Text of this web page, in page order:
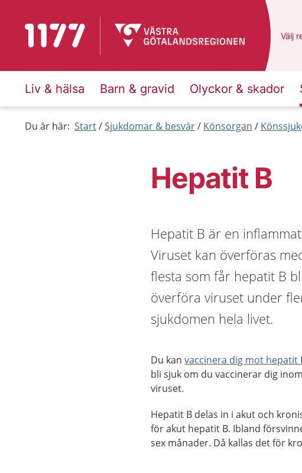
Till startsidan för 1177 Du
Välj
Liv & hälsa Barn & gravid Olyckor & skador
Du är här: Start Sjukdomar & besvär Könsorgan
Hepatit B
Hepatit B är en
Viruset kan överföras
flesta som får hepatit B
överföra viruset under
sjukdomen hela livet.
Du kanvaccinera dig mot hepatit
bli sjuk om du vaccinerar dig
viruset.
Hepatit B delas in i akut och
för akut hepatit B. Ibland
sex månader. Då kallas det för